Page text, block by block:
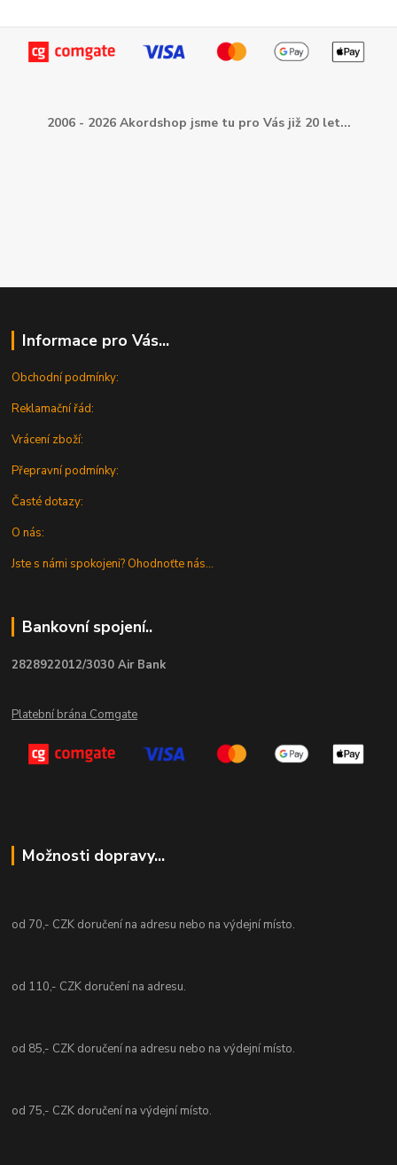
2006 - 2026 Akordshop jsme tu pro Vás již 20 let...
Informace pro Vás...
Obchodní podmínky:
Reklamační řád:
Vrácení zboží:
Přepravní podmínky:
Časté dotazy:
O nás:
Jste s námi spokojeni? Ohodnoťte nás...
Bankovní spojení..
2828922012/3030 Air Bank
Platební brána Comgate
Možnosti dopravy...
od 70,- CZK doručení na adresu nebo na výdejní místo.
od 110,- CZK doručení na adresu.
od 85,- CZK doručení na adresu nebo na výdejní místo.
od 75,- CZK doručení na výdejní místo.